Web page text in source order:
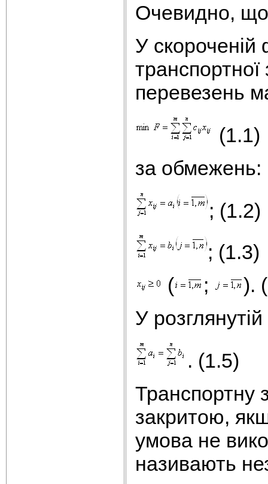
Очевидно,
У
транспортної
перевезень
(1.1)
за обмежень:
; (1.2)
; (1.3)
(
;
).
У
. (1.5)
Транспортну
закритою,
умова не
називають